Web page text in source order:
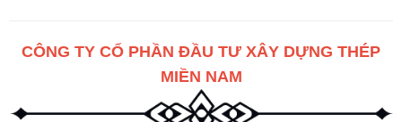
CÔNG TY CỔ PHẦN ĐẦU TƯ XÂY DỰNG THÉP
MIỀN NAM